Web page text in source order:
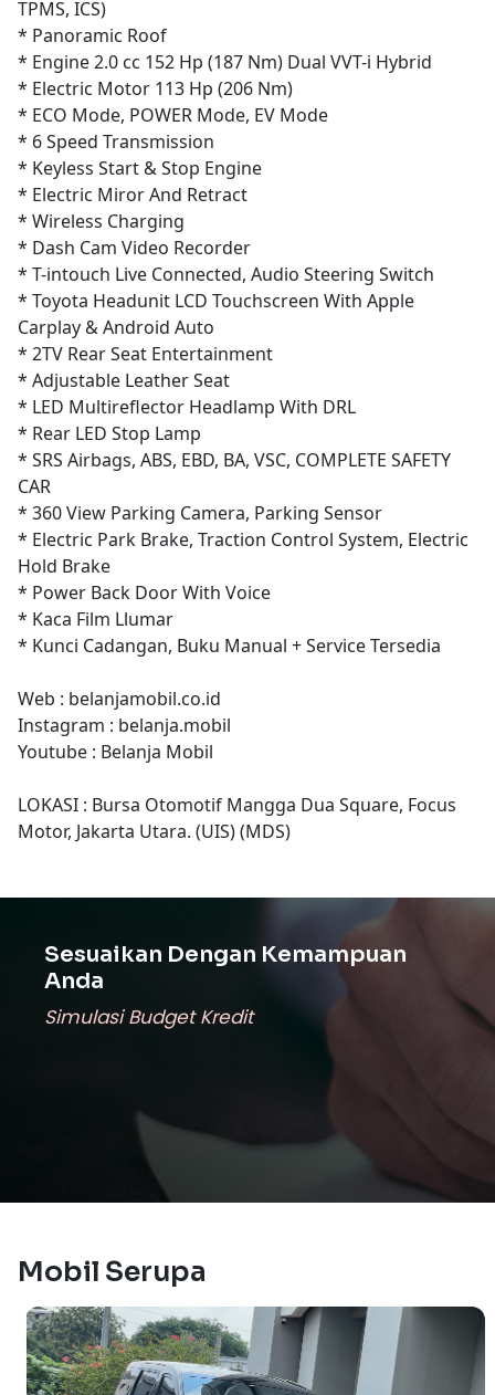
TPMS, ICS)
* Panoramic Roof
* Engine 2.0 cc 152 Hp (187 Nm) Dual VVT-i Hybrid
* Electric Motor 113 Hp (206 Nm)
* ECO Mode, POWER Mode, EV Mode
* 6 Speed Transmission
* Keyless Start & Stop Engine
* Electric Miror And Retract
* Wireless Charging
* Dash Cam Video Recorder
* T-intouch Live Connected, Audio Steering Switch
* Toyota Headunit LCD Touchscreen With Apple
Carplay & Android Auto
* 2TV Rear Seat Entertainment
* Adjustable Leather Seat
* LED Multireflector Headlamp With DRL
* Rear LED Stop Lamp
* SRS Airbags, ABS, EBD, BA, VSC, COMPLETE SAFETY
CAR
* 360 View Parking Camera, Parking Sensor
* Electric Park Brake, Traction Control System, Electric
Hold Brake
* Power Back Door With Voice
* Kaca Film Llumar
* Kunci Cadangan, Buku Manual + Service Tersedia
Web : belanjamobil.co.id
Instagram : belanja.mobil
Youtube : Belanja Mobil
LOKASI : Bursa Otomotif Mangga Dua Square, Focus
Motor, Jakarta Utara. (UIS) (MDS)
Sesuaikan Dengan Kemampuan
Anda
Simulasi Budget Kredit
Mobil Serupa